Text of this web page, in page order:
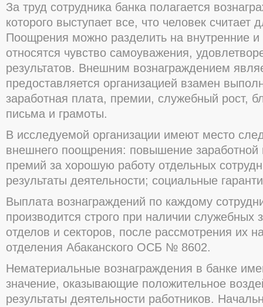
За труд сотрудника банка полагается
которого выступает все, что человек считает
Поощрения можно разделить на внутренние
относятся чувство самоуважения,
результатов. Внешним вознаграждением
предоставляется организацией взамен
заработная плата, премии, служебный рост,
письма и грамоты.
В исследуемой организации имеют место
внешнего поощрения: повышение
премий за хорошую работу отдельных
результаты деятельности; социальные
Выплата вознаграждений по каждому
производится строго при наличии служебных
отделов и секторов, после рассмотрения их
отделения Абаканского ОСБ № 8602.
Нематериальные вознаграждения в банке
значение, оказывающие положительное
результаты деятельности работников.